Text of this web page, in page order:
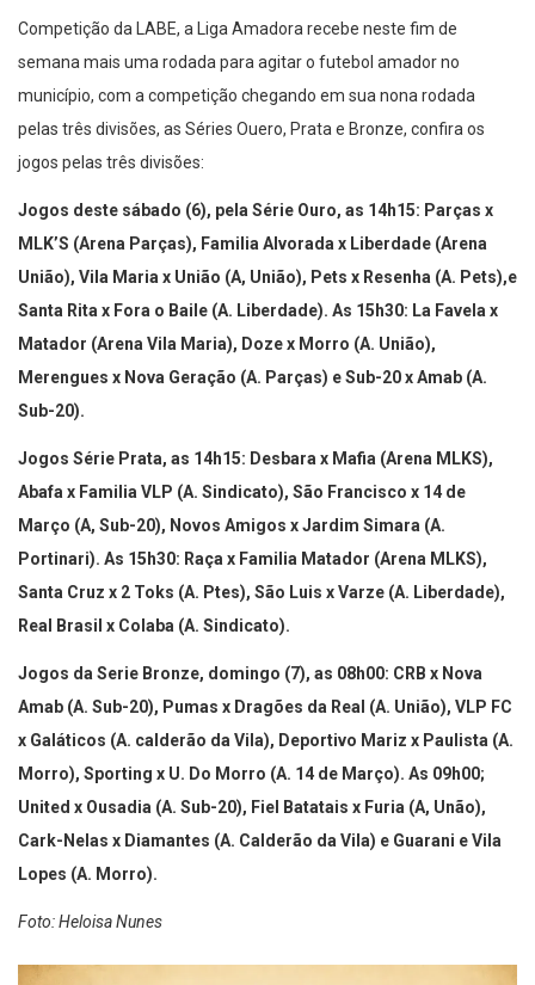
Competição da LABE, a Liga Amadora recebe neste fim de
semana mais uma rodada para agitar o futebol amador no
município, com a competição chegando em sua nona rodada
pelas três divisões, as Séries Ouero, Prata e Bronze, confira os
jogos pelas três divisões:
Jogos deste sábado (6), pela Série Ouro, as 14h15: Parças x
MLK’S (Arena Parças), Familia Alvorada x Liberdade (Arena
União), Vila Maria x União (A, União), Pets x Resenha (A. Pets),e
Santa Rita x Fora o Baile (A. Liberdade). As 15h30: La Favela x
Matador (Arena Vila Maria), Doze x Morro (A. União),
Merengues x Nova Geração (A. Parças) e Sub-20 x Amab (A.
Sub-20).
Jogos Série Prata, as 14h15: Desbara x Mafia (Arena MLKS),
Abafa x Familia VLP (A. Sindicato), São Francisco x 14 de
Março (A, Sub-20), Novos Amigos x Jardim Simara (A.
Portinari). As 15h30: Raça x Familia Matador (Arena MLKS),
Santa Cruz x 2 Toks (A. Ptes), São Luis x Varze (A. Liberdade),
Real Brasil x Colaba (A. Sindicato).
Jogos da Serie Bronze, domingo (7), as 08h00: CRB x Nova
Amab (A. Sub-20), Pumas x Dragões da Real (A. União), VLP FC
x Galáticos (A. calderão da Vila), Deportivo Mariz x Paulista (A.
Morro), Sporting x U. Do Morro (A. 14 de Março). As 09h00;
United x Ousadia (A. Sub-20), Fiel Batatais x Furia (A, Unão),
Cark-Nelas x Diamantes (A. Calderão da Vila) e Guarani e Vila
Lopes (A. Morro).
Foto: Heloisa Nunes